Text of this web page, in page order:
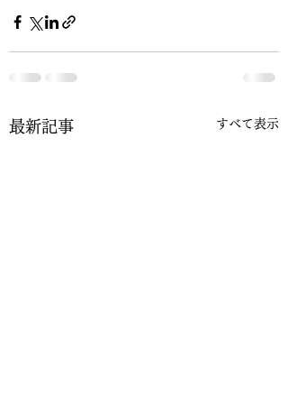
最新記事 すべて表示